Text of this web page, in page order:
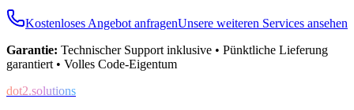
Kostenloses Angebot anfragenUnsere weiteren Services ansehen
Garantie: Technischer Support inklusive • Pünktliche Lieferung
garantiert • Volles Code-Eigentum
dot2.solutions